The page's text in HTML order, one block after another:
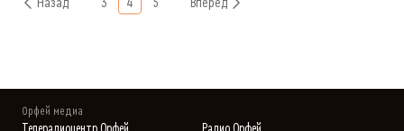
Орфей медиа